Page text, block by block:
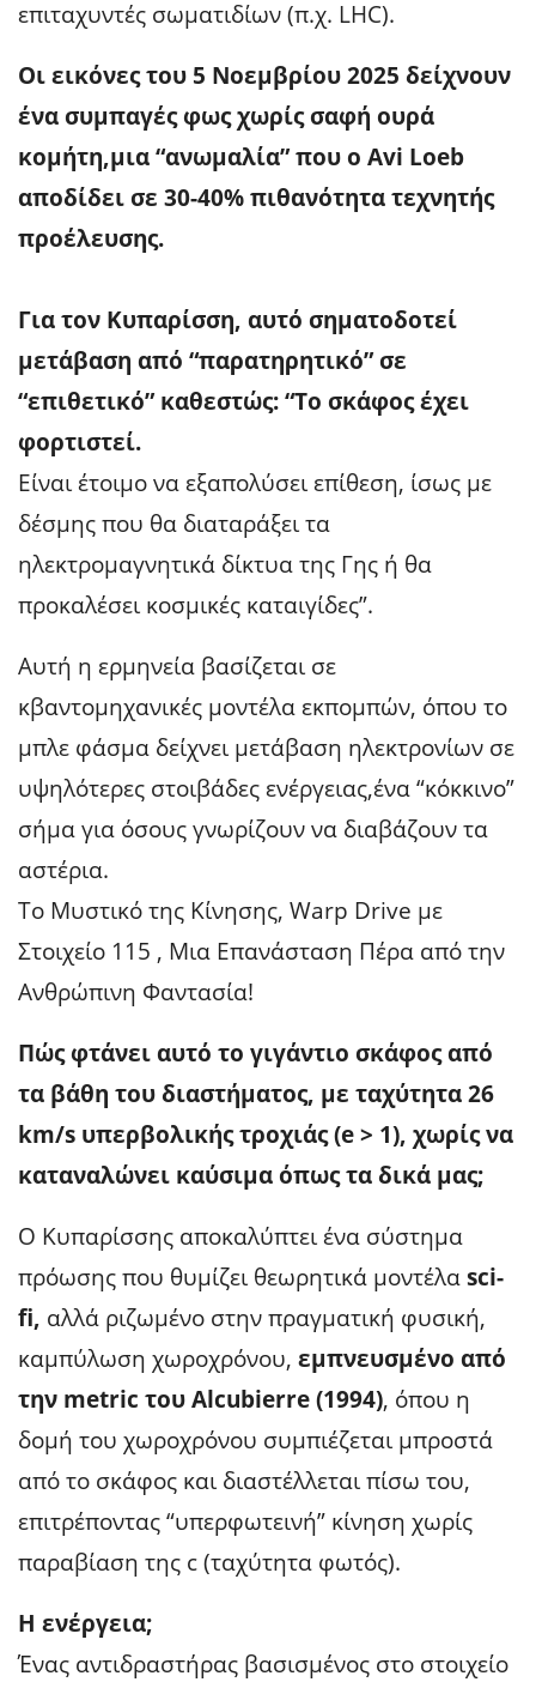
επιταχυντές σωματιδίων (π.χ. LHC).
Οι εικόνες του 5 Νοεμβρίου 2025 δείχνουν
ένα συμπαγές φως χωρίς σαφή ουρά
κομήτη,μια “ανωμαλία” που ο Avi Loeb
αποδίδει σε 30-40% πιθανότητα τεχνητής
προέλευσης.
Για τον Κυπαρίσση, αυτό σηματοδοτεί
μετάβαση από “παρατηρητικό” σε
“επιθετικό” καθεστώς: “Το σκάφος έχει
φορτιστεί.
Είναι έτοιμο να εξαπολύσει επίθεση, ίσως με
δέσμης που θα διαταράξει τα
ηλεκτρομαγνητικά δίκτυα της Γης ή θα
προκαλέσει κοσμικές καταιγίδες”.
Αυτή η ερμηνεία βασίζεται σε
κβαντομηχανικές μοντέλα εκπομπών, όπου το
μπλε φάσμα δείχνει μετάβαση ηλεκτρονίων σε
υψηλότερες στοιβάδες ενέργειας,ένα “κόκκινο”
σήμα για όσους γνωρίζουν να διαβάζουν τα
αστέρια.
Το Μυστικό της Κίνησης, Warp Drive με
Στοιχείο 115 , Μια Επανάσταση Πέρα από την
Ανθρώπινη Φαντασία!
Πώς φτάνει αυτό το γιγάντιο σκάφος από
τα βάθη του διαστήματος, με ταχύτητα 26
km/s υπερβολικής τροχιάς (e > 1), χωρίς να
καταναλώνει καύσιμα όπως τα δικά μας;
Ο Κυπαρίσσης αποκαλύπτει ένα σύστημα
πρόωσης που θυμίζει θεωρητικά μοντέλαsci-
fi, αλλά ριζωμένο στην πραγματική φυσική,
καμπύλωση χωροχρόνου, εμπνευσμένο από
την metric του Alcubierre (1994), όπου η
δομή του χωροχρόνου συμπιέζεται μπροστά
από το σκάφος και διαστέλλεται πίσω του,
επιτρέποντας “υπερφωτεινή” κίνηση χωρίς
παραβίαση της c (ταχύτητα φωτός).
Η ενέργεια;
Ένας αντιδραστήρας βασισμένος στο στοιχείο